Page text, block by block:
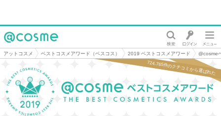
@cosme
アットコスメ ベストコスメアワード（ベスコス） 2019 ベストコスメアワード @cosme
724,765件のクチコミから選ばれた